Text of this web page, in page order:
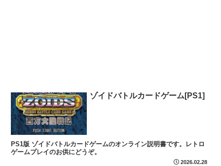
ゾイドバトルカードゲーム[PS1]
PS1版 ゾイドバトルカードゲームのオンライン説明書です。レトロ
ゲームプレイのお供にどうぞ。
2026.02.28